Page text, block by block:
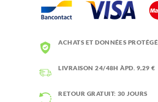
ACHATS ET DONNÉES
LIVRAISON 24/48H ÀPD. 9,29 €
RETOUR GRATUIT: 30 JOURS